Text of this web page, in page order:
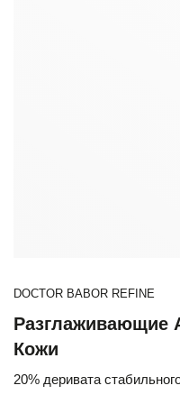
DOCTOR BABOR REFINE
Разглаживающие
Кожи
20% деривата